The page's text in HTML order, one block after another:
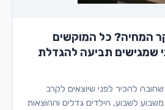
המחיה? כל המוקשים
שמגישים תביעה להגדלת
להכיר לפני שיוצאים לקרב
לשבוע, הילדים גדלים וההוצאות